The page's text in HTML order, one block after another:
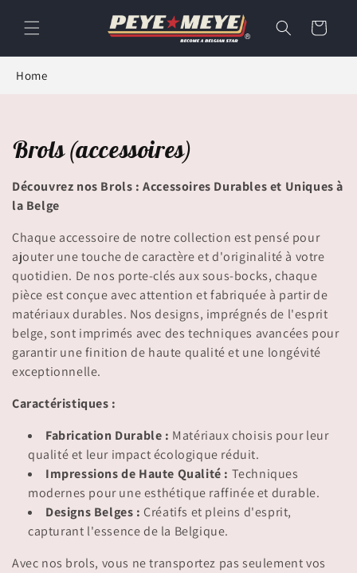
passer
au
Panier
Home
C
o
l
l
e
c
t
i
o
Brols (accessoires)
Découvrez nos Brols : Accessoires Durables et Uniques à
la Belge
Chaque accessoire de notre collection est pensé pour
ajouter une touche de caractère et d'originalité à votre
quotidien. De nos porte-clés aux sous-bocks, chaque
pièce est conçue avec attention et fabriquée à partir de
matériaux durables. Nos designs, imprégnés de l'esprit
belge, sont imprimés avec des techniques avancées pour
garantir une finition de haute qualité et une longévité
exceptionnelle.
Caractéristiques :
Fabrication Durable : Matériaux choisis pour leur
qualité et leur impact écologique réduit.
Impressions de Haute Qualité : Techniques
modernes pour une esthétique raffinée et durable.
Designs Belges : Créatifs et pleins d'esprit,
capturant l'essence de la Belgique.
Avec nos brols, vous ne transportez pas seulement vos